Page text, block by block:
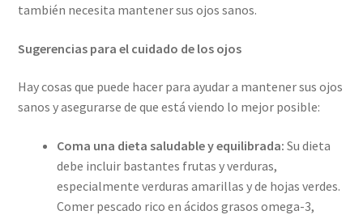
también necesita mantener sus ojos sanos.
Sugerencias para el cuidado de los ojos
Hay cosas que puede hacer para ayudar a mantener sus ojos
sanos y asegurarse de que está viendo lo mejor posible:
Coma una dieta saludable y equilibrada:Su dieta
debe incluir bastantes frutas y verduras,
especialmente verduras amarillas y de hojas verdes.
Comer pescado rico en ácidos grasos omega-3,